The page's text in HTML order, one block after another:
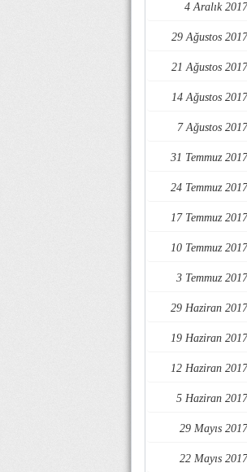
4 Aralık 2017
29 Ağustos 2017
21 Ağustos 2017
14 Ağustos 2017
7 Ağustos 2017
31 Temmuz 2017
24 Temmuz 2017
17 Temmuz 2017
10 Temmuz 2017
3 Temmuz 2017
29 Haziran 2017
19 Haziran 2017
12 Haziran 2017
5 Haziran 2017
29 Mayıs 2017
22 Mayıs 2017